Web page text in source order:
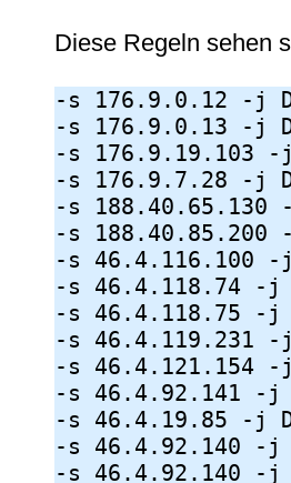
Diese Regeln sehen
-s 176.9.0.12 -j
-s 176.9.0.13 -j
-s 176.9.19.103 -j
-s 176.9.7.28 -j
-s 188.40.65.130 -
-s 188.40.85.200 -
-s 46.4.116.100 -j
-s 46.4.118.74 -j
-s 46.4.118.75 -j
-s 46.4.119.231 -j
-s 46.4.121.154 -j
-s 46.4.92.141 -j
-s 46.4.19.85 -j
-s 46.4.92.140 -j
-s 46.4.92.140 -j